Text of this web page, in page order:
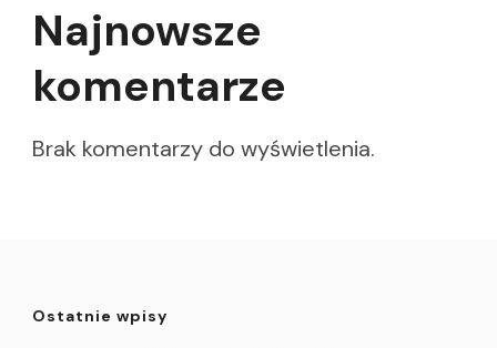
Najnowsze
komentarze
Brak komentarzy do wyświetlenia.
Ostatnie wpisy